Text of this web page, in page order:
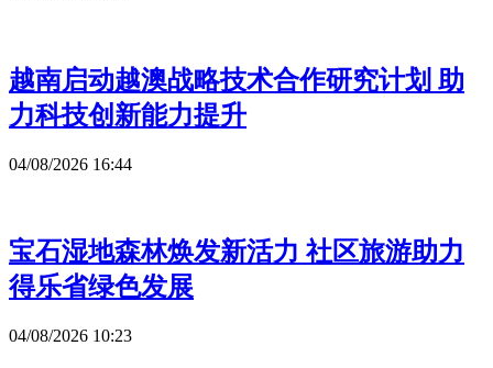
越南启动越澳战略技术合作研究计划 助
力科技创新能力提升
04/08/2026 16:44
宝石湿地森林焕发新活力 社区旅游助力
得乐省绿色发展
04/08/2026 10:23